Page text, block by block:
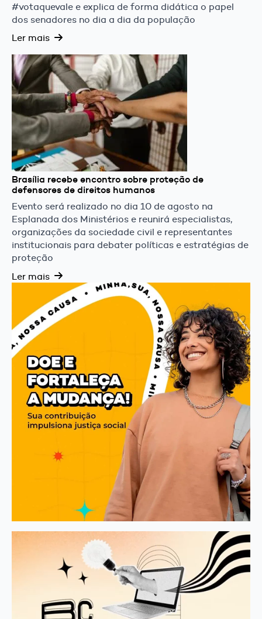
#votaquevale e explica de forma didática o papel
dos senadores no dia a dia da população
Ler mais
Brasília recebe encontro sobre proteção de
defensores de direitos humanos
Evento será realizado no dia 10 de agosto na
Esplanada dos Ministérios e reunirá especialistas,
organizações da sociedade civil e representantes
institucionais para debater políticas e estratégias de
proteção
Ler mais